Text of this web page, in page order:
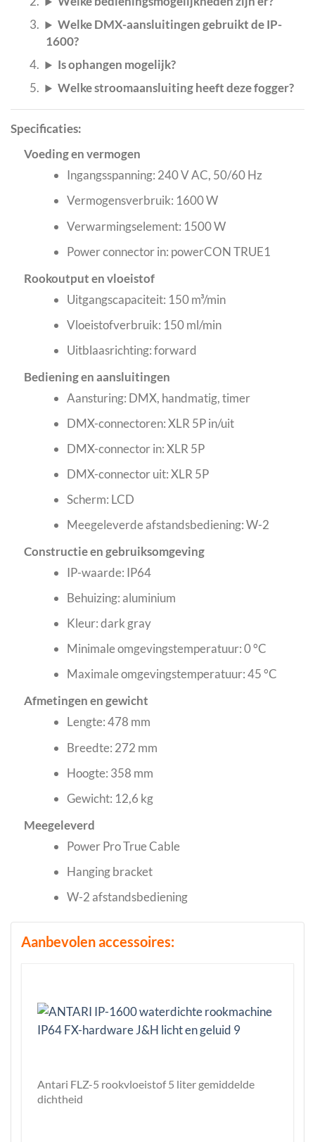
Welke DMX-aansluitingen gebruikt de IP-
1600?
Is ophangen mogelijk?
Welke stroomaansluiting heeft deze fogger?
Specificaties:
Voeding en vermogen
Ingangsspanning: 240 V AC, 50/60 Hz
Vermogensverbruik: 1600 W
Verwarmingselement: 1500 W
Power connector in: powerCON TRUE1
Rookoutput en vloeistof
Uitgangscapaciteit: 150 m³/min
Vloeistofverbruik: 150 ml/min
Uitblaasrichting: forward
Bediening en aansluitingen
Aansturing: DMX, handmatig, timer
DMX-connectoren: XLR 5P in/uit
DMX-connector in: XLR 5P
DMX-connector uit: XLR 5P
Scherm: LCD
Meegeleverde afstandsbediening: W-2
Constructie en gebruiksomgeving
IP-waarde: IP64
Behuizing: aluminium
Kleur: dark gray
Minimale omgevingstemperatuur: 0 °C
Maximale omgevingstemperatuur: 45 °C
Afmetingen en gewicht
Lengte: 478 mm
Breedte: 272 mm
Hoogte: 358 mm
Gewicht: 12,6 kg
Meegeleverd
Power Pro True Cable
Hanging bracket
W-2 afstandsbediening
Aanbevolen accessoires:
Antari FLZ-5 rookvloeistof 5 liter gemiddelde
dichtheid